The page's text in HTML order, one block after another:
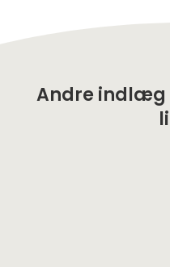
Andre indlæg